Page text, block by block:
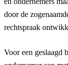
door de
rechtspraak
Voor een geslaagd